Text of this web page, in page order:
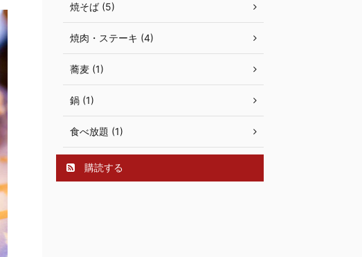
焼そば (5)
焼肉・ステーキ (4)
蕎麦 (1)
鍋 (1)
食べ放題 (1)
購読する